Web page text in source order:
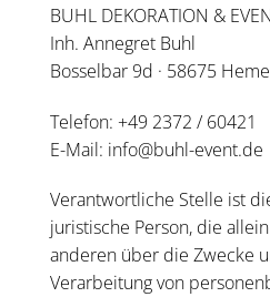
BUHL DEKORATION &
Inh. Annegret Buhl
Bosselbar 9d · 58675
Telefon: +49 2372 / 60421
E-Mail: info@buhl-event.de
Verantwortliche Stelle ist
juristische Person, die
anderen über die Zwecke
Verarbeitung von